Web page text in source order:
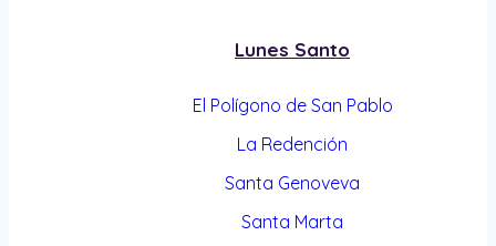
Lunes Santo
El Polígono de San Pablo
La Redención
Santa Genoveva
Santa Marta